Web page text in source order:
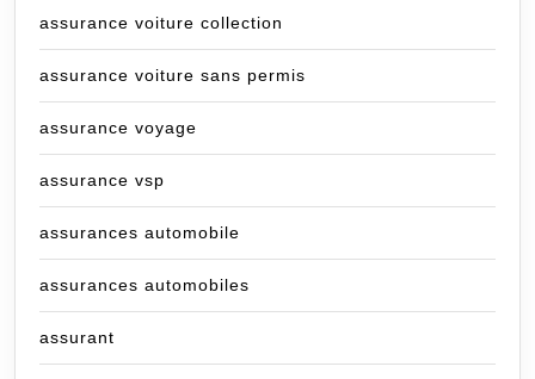
assurance voiture collection
assurance voiture sans permis
assurance voyage
assurance vsp
assurances automobile
assurances automobiles
assurant